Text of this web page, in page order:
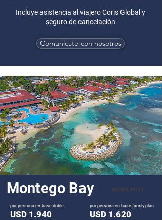
Incluye asistencia al viajero Coris Global y
seguro de cancelación
Comunicate con nosotros
Montego Bay SALIDA 20/11
por persona en base doble por persona en base family plan
USD 1.940 USD 1.620